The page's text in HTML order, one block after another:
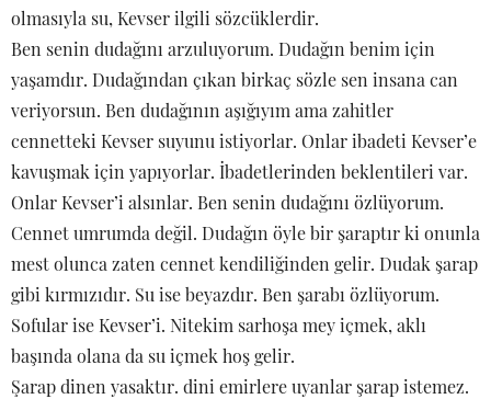
olmasıyla su, Kevser ilgili sözcüklerdir.
Ben senin dudağını arzuluyorum. Dudağın benim için
yaşamdır. Dudağından çıkan birkaç sözle sen insana can
veriyorsun. Ben dudağının aşığıyım ama zahitler
cennetteki Kevser suyunu istiyorlar. Onlar ibadeti Kevser’e
kavuşmak için yapıyorlar. İbadetlerinden beklentileri var.
Onlar Kevser’i alsınlar. Ben senin dudağını özlüyorum.
Cennet umrumda değil. Dudağın öyle bir şaraptır ki onunla
mest olunca zaten cennet kendiliğinden gelir. Dudak şarap
gibi kırmızıdır. Su ise beyazdır. Ben şarabı özlüyorum.
Sofular ise Kevser’i. Nitekim sarhoşa mey içmek, aklı
başında olana da su içmek hoş gelir.
Şarap dinen yasaktır. dini emirlere uyanlar şarap istemez.